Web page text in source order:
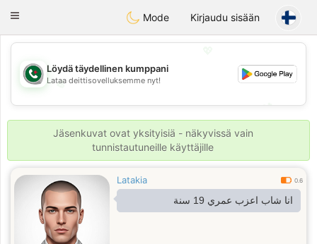
Weshrak
Toggle
Mode Kirjaudu sisään
💖
💕
💕
Löydä täydellinen kumppani
Lataa deittisovelluksemme nyt!
Jäsenkuvat ovat yksityisiä - näkyvissä vain
tunnistautuneille käyttäjille
Latakia 0.6
انا شاب اعزب عمري 19 سنة